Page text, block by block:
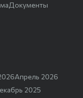
Документы
Апрель 2026
2025